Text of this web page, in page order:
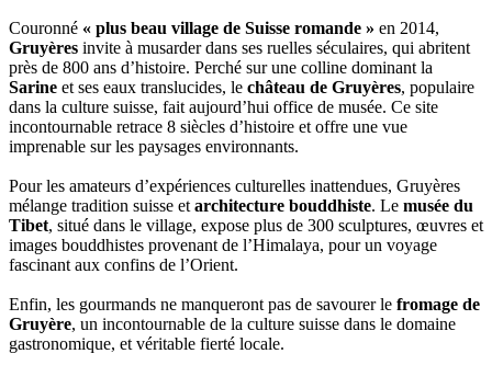
Couronné « plus beau village de Suisse romande » en 2014,
Gruyères invite à musarder dans ses ruelles séculaires, qui abritent
près de 800 ans d’histoire. Perché sur une colline dominant la
Sarine et ses eaux translucides, le château de Gruyères, populaire
dans la culture suisse, fait aujourd’hui office de musée. Ce site
incontournable retrace 8 siècles d’histoire et offre une vue
imprenable sur les paysages environnants.
Pour les amateurs d’expériences culturelles inattendues, Gruyères
mélange tradition suisse et architecture bouddhiste. Le musée du
Tibet, situé dans le village, expose plus de 300 sculptures, œuvres et
images bouddhistes provenant de l’Himalaya, pour un voyage
fascinant aux confins de l’Orient.
Enfin, les gourmands ne manqueront pas de savourer le fromage de
Gruyère, un incontournable de la culture suisse dans le domaine
gastronomique, et véritable fierté locale.